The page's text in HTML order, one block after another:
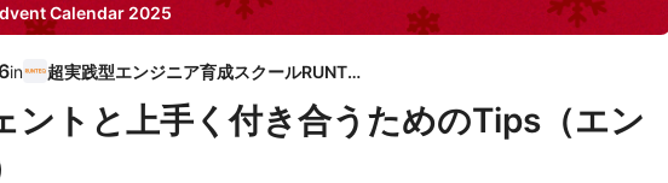
Calendar 2025
in 超実践型エンジニア育成スクールRUNTEQ
ントと上手く付き合うためのTips（エン